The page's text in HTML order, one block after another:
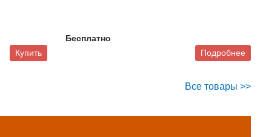
Купить
Бесплатно
Подробнее
Все товары >>